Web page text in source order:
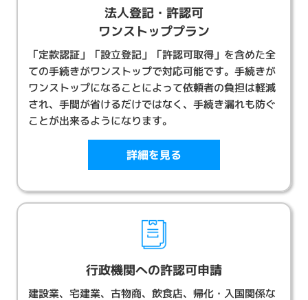
法人登記・許認可
ワンストッププラン
「定款認証」「設立登記」「許認可取得」を含めた全
ての手続きがワンストップで対応可能です。手続きが
ワンストップになることによって依頼者の負担は軽減
され、手間が省けるだけではなく、手続き漏れも防ぐ
ことが出来るようになります。
詳細を見る
行政機関への許認可申請
建設業、宅建業、古物商、飲食店、帰化・入国関係な